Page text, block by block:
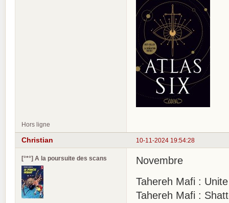
Hors ligne
10-11-2024 19:54:28
Christian
[°*°] A la poursuite des scans
Novembre
Tahereh Mafi :
Tahereh Mafi :